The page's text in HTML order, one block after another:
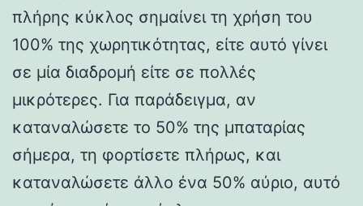
πλήρης κύκλος σημαίνει τη χρήση του
100% της χωρητικότητας, είτε αυτό γίνει
σε μία διαδρομή είτε σε πολλές
μικρότερες. Για παράδειγμα, αν
καταναλώσετε το 50% της μπαταρίας
σήμερα, τη φορτίσετε πλήρως, και
καταναλώσετε άλλο ένα 50% αύριο, αυτό